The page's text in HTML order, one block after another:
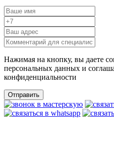
Нажимая на кнопку, вы даете
персональных данных и
конфиденциальности
Отправить